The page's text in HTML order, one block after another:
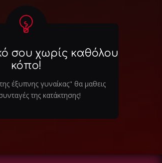
σου χωρίς καθόλου
κόπο!
έξυπνης γυναίκας" θα μαθεις
της κατάκτησης!